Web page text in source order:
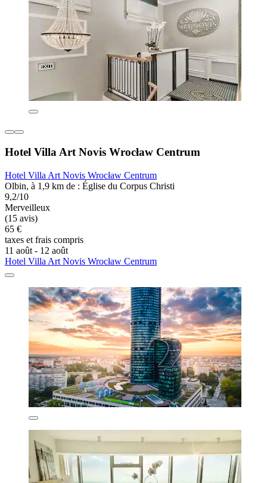
Hotel Villa Art Novis Wrocław Centrum
Hotel Villa Art Novis Wrocław Centrum
Olbin, à 1,9 km de : Église du Corpus Christi
9,2/10
Merveilleux
(15 avis)
65 €
taxes et frais compris
11 août - 12 août
Hotel Villa Art Novis Wrocław Centrum